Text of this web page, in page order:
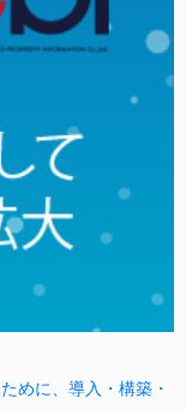
めに、導入・構築・